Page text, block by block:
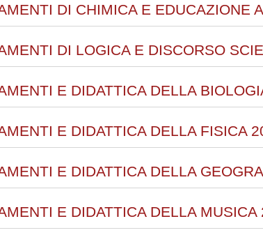
DI CHIMICA E EDUCAZIONE
DI LOGICA E DISCORSO
E DIDATTICA DELLA
E DIDATTICA DELLA FISICA
E DIDATTICA DELLA
E DIDATTICA DELLA MUSICA